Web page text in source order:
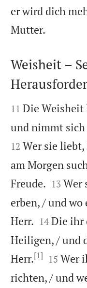
er wird dich
Mutter.

Weisheit –

11 Die Weisheit
und nimmt sich
12 Wer sie
am Morgen
Freude. 

13 Wer
erben, / und
Herr. 

14 Die ihr
Heiligen, / und
Herr.[1] 

15 Wer
richten, / und